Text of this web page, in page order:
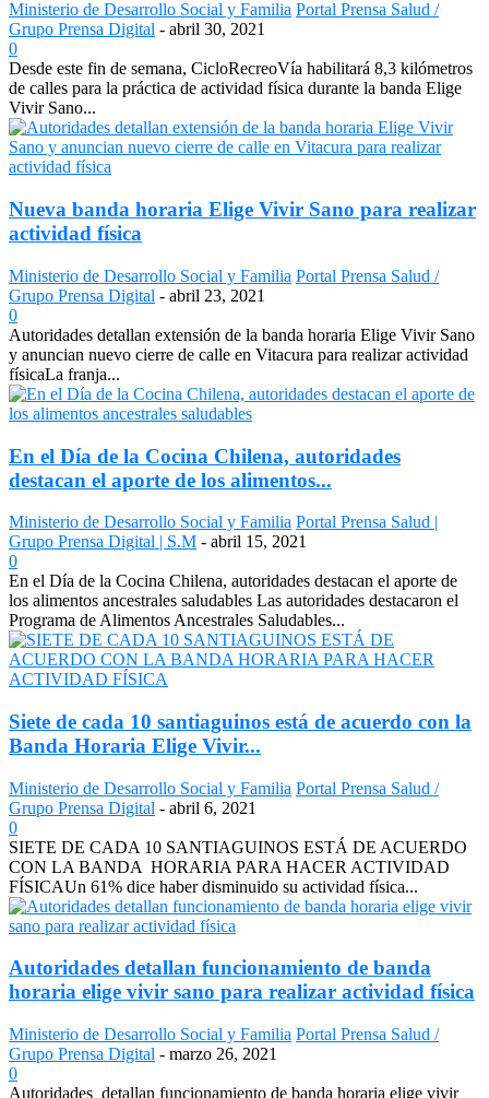
Ministerio de Desarrollo Social y Familia Portal Prensa Salud /
Grupo Prensa Digital - abril 30, 2021
0
Desde este fin de semana, CicloRecreoVía habilitará 8,3 kilómetros
de calles para la práctica de actividad física durante la banda Elige
Vivir Sano...
Nueva banda horaria Elige Vivir Sano para realizar
actividad física
Ministerio de Desarrollo Social y Familia Portal Prensa Salud /
Grupo Prensa Digital - abril 23, 2021
0
Autoridades detallan extensión de la banda horaria Elige Vivir Sano
y anuncian nuevo cierre de calle en Vitacura para realizar actividad
físicaLa franja...
En el Día de la Cocina Chilena, autoridades
destacan el aporte de los alimentos...
Ministerio de Desarrollo Social y Familia Portal Prensa Salud |
Grupo Prensa Digital | S.M - abril 15, 2021
0
En el Día de la Cocina Chilena, autoridades destacan el aporte de
los alimentos ancestrales saludables Las autoridades destacaron el
Programa de Alimentos Ancestrales Saludables...
Siete de cada 10 santiaguinos está de acuerdo con la
Banda Horaria Elige Vivir...
Ministerio de Desarrollo Social y Familia Portal Prensa Salud /
Grupo Prensa Digital - abril 6, 2021
0
SIETE DE CADA 10 SANTIAGUINOS ESTÁ DE ACUERDO
CON LA BANDA HORARIA PARA HACER ACTIVIDAD
FÍSICAUn 61% dice haber disminuido su actividad física...
Autoridades detallan funcionamiento de banda
horaria elige vivir sano para realizar actividad física
Ministerio de Desarrollo Social y Familia Portal Prensa Salud /
Grupo Prensa Digital - marzo 26, 2021
0
Autoridades detallan funcionamiento de banda horaria elige vivir